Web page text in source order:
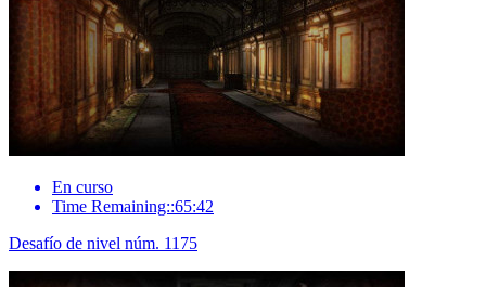
En curso
Time Remaining::65:42
Desafío de nivel núm. 1175